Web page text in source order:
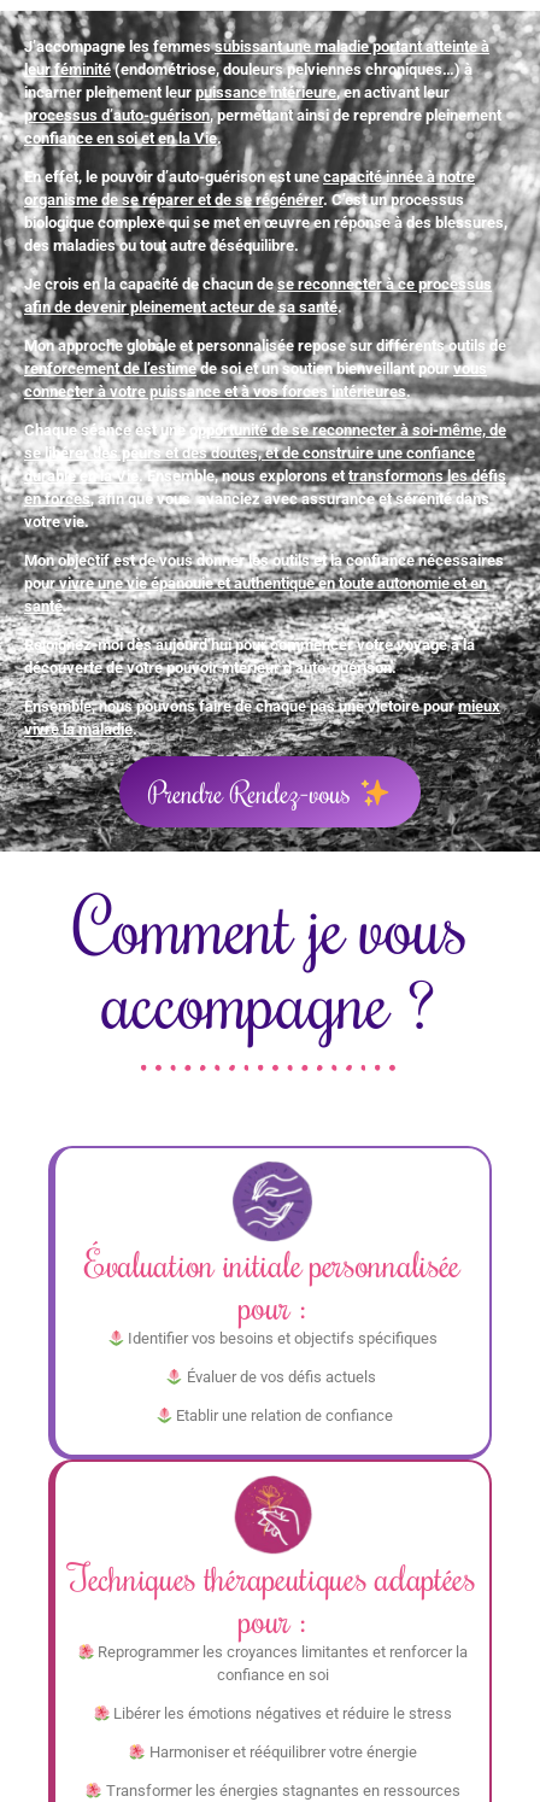
J’accompagne les femmessubissant une maladie portant atteinte à
leur féminité(endométriose, douleurs pelviennes chroniques…) à
incarner pleinement leur puissance intérieure, en activant leur
processus d’auto-guérison, permettant ainsi de reprendre pleinement
confiance en soi et en la Vie.
En effet, le pouvoir d’auto-guérison est unecapacité innée à notre
organisme de se réparer et de se régénérer. C’est un processus
biologique complexe qui se met en œuvre en réponse à des blessures,
des maladies ou tout autre déséquilibre.
Je crois en la capacité de chacun dese reconnecter à ce processus
afin de devenir pleinement acteur de sa santé.
Mon approche globale et personnalisée repose sur différents outils de
renforcement de l’estimede soi et un soutien bienveillant pourvous
connecter à votre puissance et à vos forces intérieures.
Chaque séance est une opportunité de se reconnecter à soi-même, de
se libérer des peurs et des doutes, et de construire une confiance
durable en la Vie . Ensemble, nous explorons ettransformons les défis
en forces, afin que vous avanciez avec assurance et sérénité dans
votre vie.
Mon objectif est de vous donner les outils et la confiance nécessaires
pourvivre une vie épanouie et authentique en toute autonomie et en
santé.
Rejoignez-moi dès aujourd’hui pour commencer votre voyage à la
découverte de votre pouvoir intérieur d’auto-guérison.
Ensemble, nous pouvons faire de chaque pas une victoire pourmieux
vivre la maladie.
Prendre Rendez-vous
Comment je vous
accompagne ?
Évaluation initiale personnalisée
pour :
Identifier vos besoins et objectifs spécifiques
Évaluer de vos défis actuels
Etablir une relation de confiance
Techniques thérapeutiques adaptées
pour :
Reprogrammer les croyances limitantes et renforcer la
confiance en soi
Libérer les émotions négatives et réduire le stress
Harmoniser et rééquilibrer votre énergie
Transformer les énergies stagnantes en ressources